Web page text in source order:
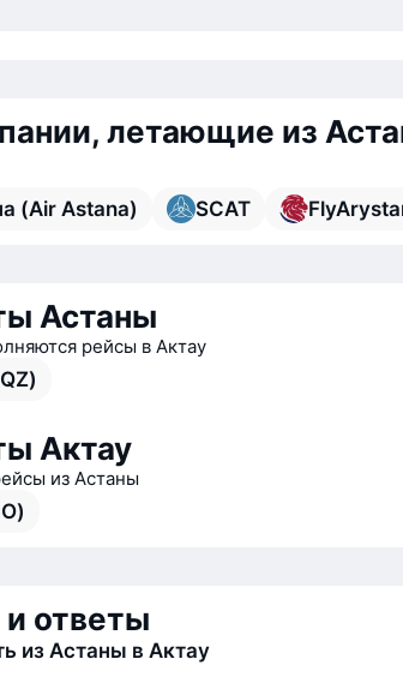
летающие из
(Air Astana) SCAT
Астаны
рейсы в Актау
Актау
из Астаны
ответы
из Астаны в Актау